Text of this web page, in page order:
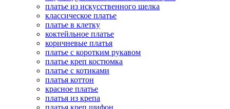
платье из искусственного шелка
классическое платье
платье в клетку
коктейльное платье
коричневые платья
платье с коротким рукавом
платье креп костюмка
платье с котиками
платья коттон
красное платье
платья из крепа
платья креп шифон